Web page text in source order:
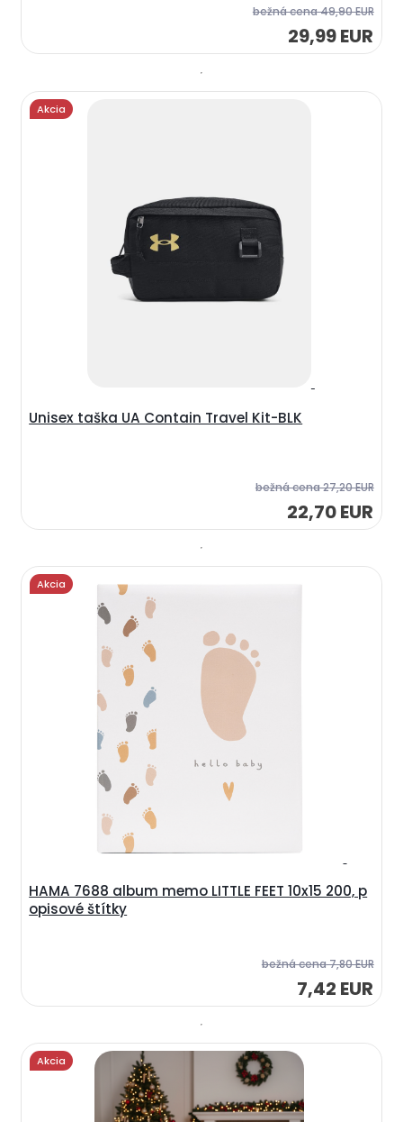
bežná cena49,90 EUR
29,99 EUR
Unisex taška UA Contain Travel Kit-BLK
bežná cena27,20 EUR
22,70 EUR
Akcia
HAMA 7688 album memo LITTLE FEET 10x15 200, p
opisové štítky
bežná cena7,80 EUR
7,42 EUR
Akcia
Akcia